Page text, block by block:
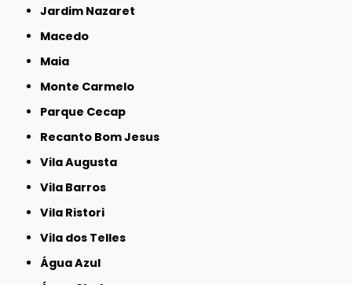
Jardim Nazaret
Macedo
Maia
Monte Carmelo
Parque Cecap
Recanto Bom Jesus
Vila Augusta
Vila Barros
Vila Ristori
Vila dos Telles
Água Azul